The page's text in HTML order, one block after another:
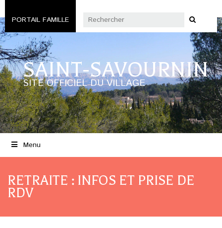
PORTAIL FAMILLE
SAINT-SAVOURNIN
SITE OFFICIEL DU VILLAGE
Menu
RETRAITE : INFOS ET PRISE DE
RDV